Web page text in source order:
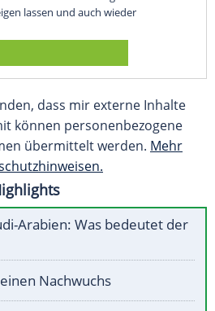
lassen und auch wieder
dass mir externe Inhalte
können personenbezogene
übermittelt werden. Mehr
Arabien: Was bedeutet der
Nachwuchs